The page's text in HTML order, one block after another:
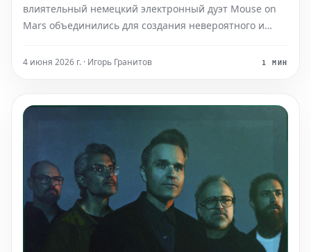
влиятельный немецкий электронный дуэт Mouse on
Mars объединились для создания невероятного и
названием «Spatial, No Problem.». Эта уникальная
4 июня 2026 г. · Игорь Гранитов 1 МИН